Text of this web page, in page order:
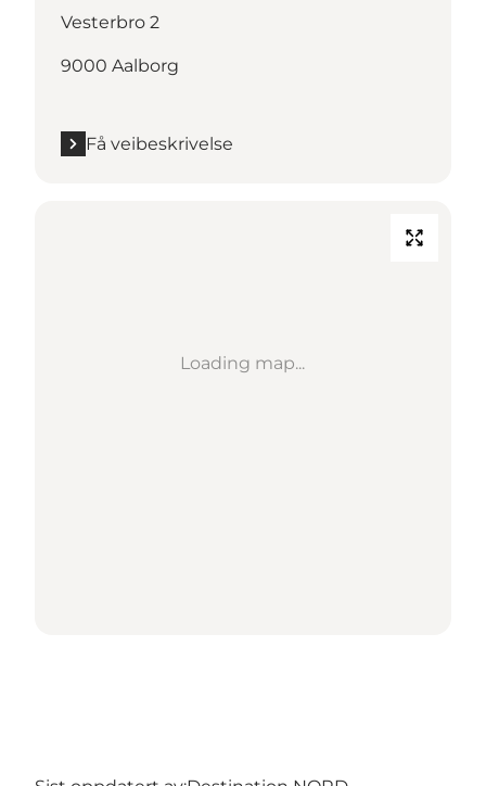
Vesterbro 2
9000 Aalborg
Få veibeskrivelse
Loading map...